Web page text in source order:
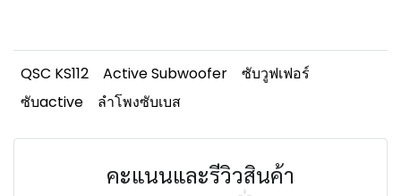
QSC KS112 Active Subwoofer
ซับวูฟเฟอร์
ซับactive
ลำโพงซับเบส
คะแนนและรีวิวสินค้า